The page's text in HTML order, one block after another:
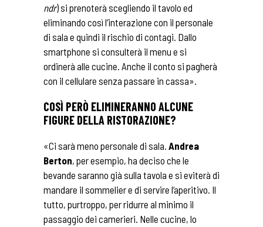
ndr) si prenoterà scegliendo il tavolo ed
eliminando così l’interazione con il personale
di sala e quindi il rischio di contagi. Dallo
smartphone si consulterà il menu e si
ordinerà alle cucine. Anche il conto si pagherà
con il cellulare senza passare in cassa».
COSÌ PERÒ ELIMINERANNO ALCUNE
FIGURE DELLA RISTORAZIONE?
«Ci sarà meno personale di sala. Andrea
Berton, per esempio, ha deciso che le
bevande saranno già sulla tavola e si eviterà di
mandare il sommelier e di servire l’aperitivo. Il
tutto, purtroppo, per ridurre al minimo il
passaggio dei camerieri. Nelle cucine, lo